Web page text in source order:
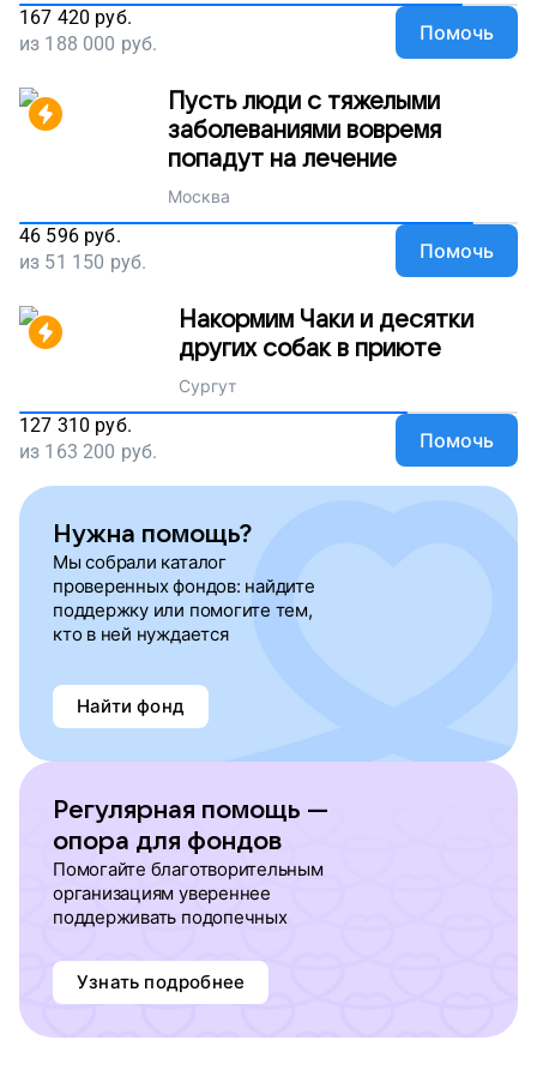
167 420 руб.
из 188 000 руб. Помочь
Пусть люди с тяжелыми
заболеваниями вовремя
попадут на лечение
Москва
46 596 руб.
из 51 150 руб. Помочь
Накормим Чаки и десятки
других собак в приюте
Сургут
127 310 руб.
из 163 200 руб. Помочь
Нужна помощь?
Мы собрали каталог
проверенных фондов: найдите
поддержку или помогите тем,
кто в ней нуждается
Найти фонд
Регулярная помощь —
опора для фондов
Помогайте благотворительным
организациям увереннее
поддерживать подопечных
Узнать подробнее